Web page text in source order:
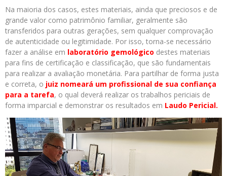
Na maioria dos casos, estes materiais, ainda que preciosos e de
grande valor como patrimônio familiar, geralmente são
transferidos para outras gerações, sem qualquer comprovação
de autenticidade ou legitimidade. Por isso, torna-se necessário
fazer a análise em laboratório gemológico destes materiais
para fins de certificação e classificação, que são fundamentais
para realizar a avaliação monetária. Para partilhar de forma justa
e correta, o juiz nomeará um profissional de sua confiança
para a tarefa, o qual deverá realizar os trabalhos periciais de
forma imparcial e demonstrar os resultados em Laudo Pericial.